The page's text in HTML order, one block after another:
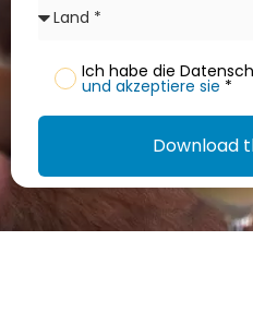
Ich habe die
und akzeptiere sie *
Download